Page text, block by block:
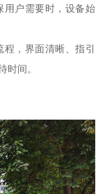
用户需要时，设备始
，界面清晰、指引
时间。